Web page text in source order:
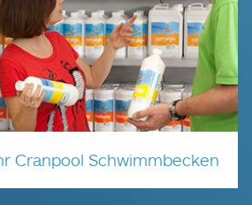
Cranpool Schwimmbecken